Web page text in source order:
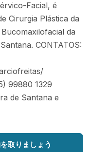
Facial, é
Cirurgia Plástica da
da
CONTATOS:
99880 1329
de Santana e
取りましょう